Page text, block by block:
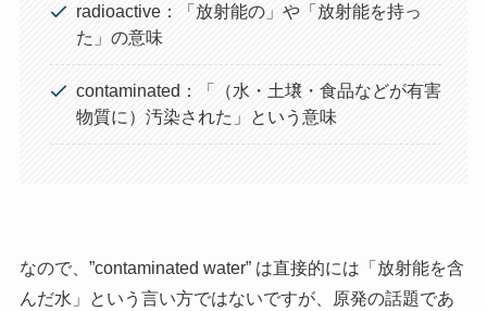
radioactive：「放射能の」や「放射能を持っ
た」の意味
contaminated：「（水・土壌・食品などが有害
物質に）汚染された」という意味
なので、”contaminated water” は直接的には「放射能を含
んだ水」という言い方ではないですが、原発の話題であ